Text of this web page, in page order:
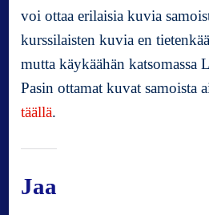
voi ottaa erilaisia kuvia
kurssilaisten kuvia en
mutta käykäähän katsomassa
Pasin ottamat kuvat samoista
täällä.
Jaa